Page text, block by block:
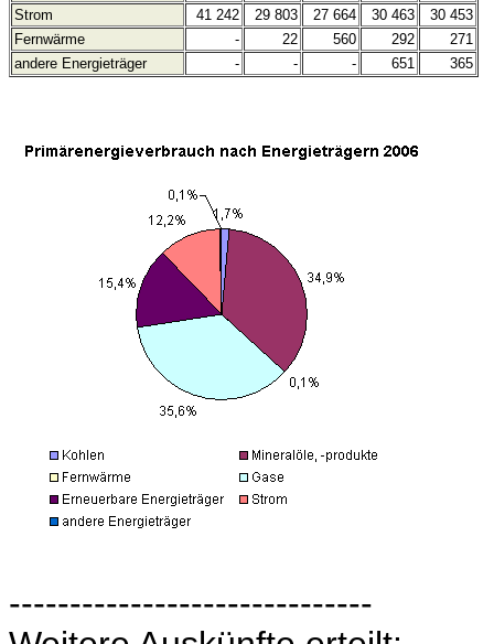
Strom
41 242 29 803 27 664 30 463
30 453
Fernwärme
- 22 560 292
271
andere Energieträger
- - - 651 365
------------------------------